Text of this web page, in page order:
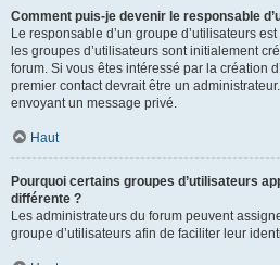
Comment puis-je devenir le responsable
Le responsable d’un groupe d’utilisateurs
les groupes d’utilisateurs sont initialement
forum. Si vous êtes intéressé par la création
premier contact devrait être un
envoyant un message privé.
Haut
Pourquoi certains groupes d’utilisateurs
différente ?
Les administrateurs du forum peuvent
groupe d’utilisateurs afin de faciliter leur